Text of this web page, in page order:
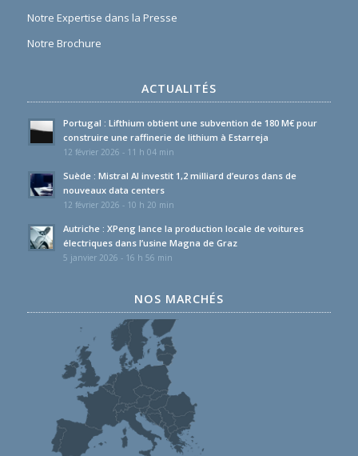
Notre Expertise dans la Presse
Notre Brochure
ACTUALITÉS
Portugal : Lifthium obtient une subvention de 180 M€ pour
construire une raffinerie de lithium à Estarreja
12 février 2026 - 11 h 04 min
Suède : Mistral AI investit 1,2 milliard d’euros dans de
nouveaux data centers
12 février 2026 - 10 h 20 min
Autriche : XPeng lance la production locale de voitures
électriques dans l’usine Magna de Graz
5 janvier 2026 - 16 h 56 min
NOS MARCHÉS